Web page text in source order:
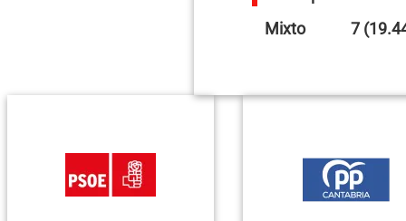
Mixto 7